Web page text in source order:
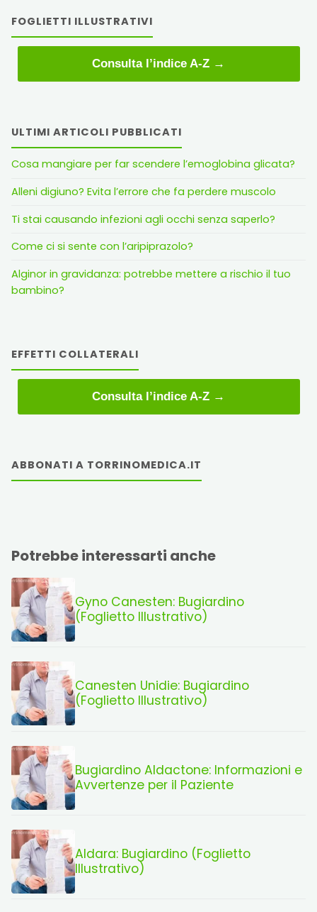
FOGLIETTI ILLUSTRATIVI
Consulta l’indice A-Z →
ULTIMI ARTICOLI PUBBLICATI
Cosa mangiare per far scendere l’emoglobina glicata?
Alleni digiuno? Evita l’errore che fa perdere muscolo
Ti stai causando infezioni agli occhi senza saperlo?
Come ci si sente con l’aripiprazolo?
Alginor in gravidanza: potrebbe mettere a rischio il tuo
bambino?
EFFETTI COLLATERALI
Consulta l’indice A-Z →
ABBONATI A TORRINOMEDICA.IT
Potrebbe interessarti anche
Gyno Canesten: Bugiardino
(Foglietto Illustrativo)
Canesten Unidie: Bugiardino
(Foglietto Illustrativo)
Bugiardino Aldactone: Informazioni e
Avvertenze per il Paziente
Aldara: Bugiardino (Foglietto
Illustrativo)